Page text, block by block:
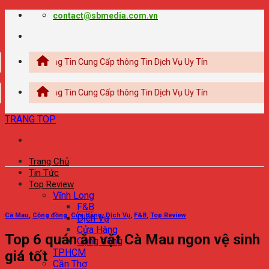
Chuyển
contact@sbmedia.com.vn
Tin Cung Cấp thông Tin Dịch Vụ Uy Tín
Tin Cung Cấp thông Tin Dịch Vụ Uy Tín
TRANG TOP
Trang Chủ
Tin Tức
Top Review
Vĩnh Long
F&B
Dịch Vụ
Cửa Hàng
Cộng đồng
TPHCM
Cần Thơ
Cà Mau, Cộng đồng, Cửa Hàng,Dịch Vụ, F&B, Top Review
Top 6 quán ăn vặt Cà Mau ngon vệ sinh
giá tốt